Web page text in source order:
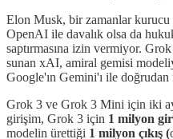
Elon Musk, bir zamanlar kurucu
OpenAI ile davalık olsa da
saptırmasına izin vermiyor.
sunan xAI, amiral gemisi
Google'ın Gemini'ı ile doğrudan
Grok 3 ve Grok 3 Mini için iki
girişim, Grok 3 için 1 milyon
modelin ürettiği 1 milyon çıkış (